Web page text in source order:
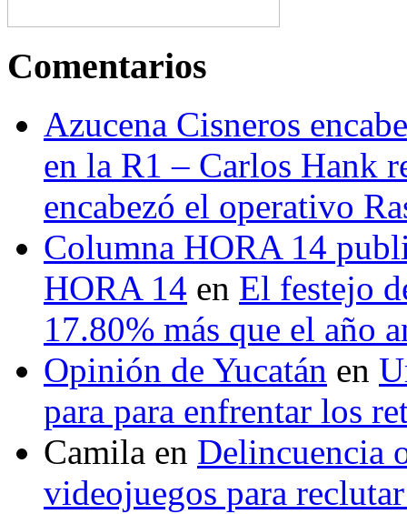
Comentarios
Azucena Cisneros
en la R1 – Carlos Hank
encabezó el operativo
Columna HORA 14
HORA 14 en El festejo
17.80% más que el año
Opinión de Yucatán en
para para enfrentar los
Camila en Delincuencia
videojuegos para